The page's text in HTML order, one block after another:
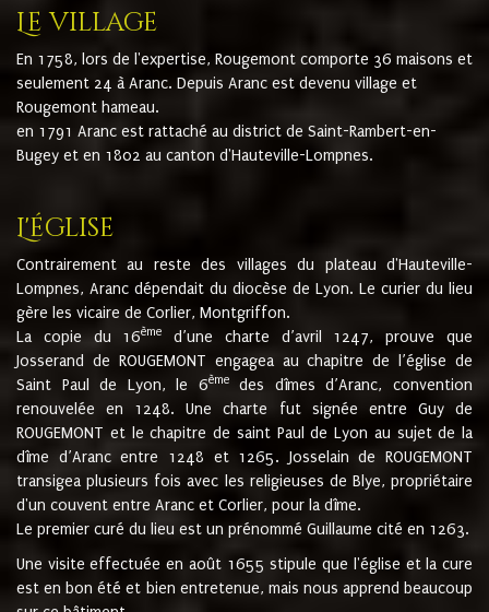
Le village
En 1758, lors de l'expertise, Rougemont comporte 36 maisons et
seulement 24 à Aranc. Depuis Aranc est devenu village et
Rougemont hameau.
en 1791 Aranc est rattaché au district de Saint-Rambert-en-
Bugey et en 1802 au canton d'Hauteville-Lompnes.
L'église
Contrairement au reste des villages du plateau d'Hauteville-
Lompnes, Aranc dépendait du diocèse de Lyon. Le curier du lieu
gère les vicaire de Corlier, Montgriffon.
La copie du 16ème
d’une charte d’avril 1247, prouve que
Josserand de ROUGEMONT engagea au chapitre de l’église de
Saint Paul de Lyon, le 6èmedes dîmes d’Aranc, convention
renouvelée en 1248. Une charte fut signée entre Guy de
ROUGEMONT et le chapitre de saint Paul de Lyon au sujet de la
dîme d’Aranc entre 1248 et 1265. Josselain de ROUGEMONT
transigea plusieurs fois avec les religieuses de Blye, propriétaire
d'un couvent entre Aranc et Corlier, pour la dîme.
Le premier curé du lieu est un prénommé Guillaume cité en 1263.
Une visite effectuée en août 1655 stipule que l'église et la cure
est en bon été et bien entretenue, mais nous apprend beaucoup